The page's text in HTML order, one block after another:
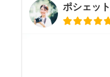
ポシェッ